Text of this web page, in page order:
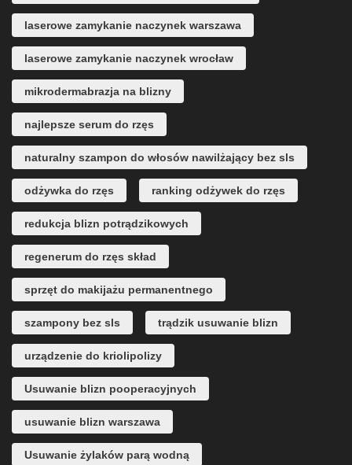
laserowe zamykanie naczynek warszawa
laserowe zamykanie naczynek wrocław
mikrodermabrazja na blizny
najlepsze serum do rzęs
naturalny szampon do włosów nawilżający bez sls
odżywka do rzęs ranking odżywek do rzęs
redukcja blizn potrądzikowych
regenerum do rzęs skład
sprzęt do makijażu permanentnego
szampony bez sls trądzik usuwanie blizn
urządzenie do kriolipolizy
Usuwanie blizn pooperacyjnych
usuwanie blizn warszawa
Usuwanie żylaków parą wodną